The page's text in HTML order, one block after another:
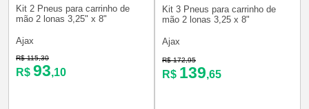
Kit 2 Pneus para carrinho de
mão 2 lonas 3,25" x 8"
Ajax
R$ 115,30
R$ 93,10
Kit 3 Pneus para carrinho de
mão 2 lonas 3,25 x 8"
Ajax
R$ 172,95
R$ 139,65